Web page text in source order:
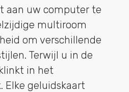
aan uw computer te
multiroom
om verschillende
Terwijl u in de
in het
Elke geluidskaart